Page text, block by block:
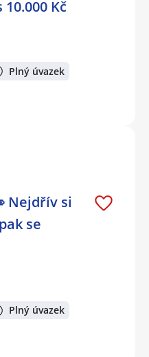
Kč
Plný úvazek
Nejdřív si
se
Plný úvazek